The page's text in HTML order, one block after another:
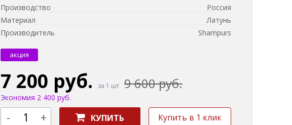
Производство
Россия
Материал
Латунь
Производитель
Shampurs
акция
7 200 руб. за 1 шт 9 600 руб.
Экономия 2 400 руб.
- + КУПИТЬ Купить в 1 клик